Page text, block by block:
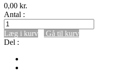
0,00 kr.
Antal :
Læg i kurv
Gå til kurv
Del :